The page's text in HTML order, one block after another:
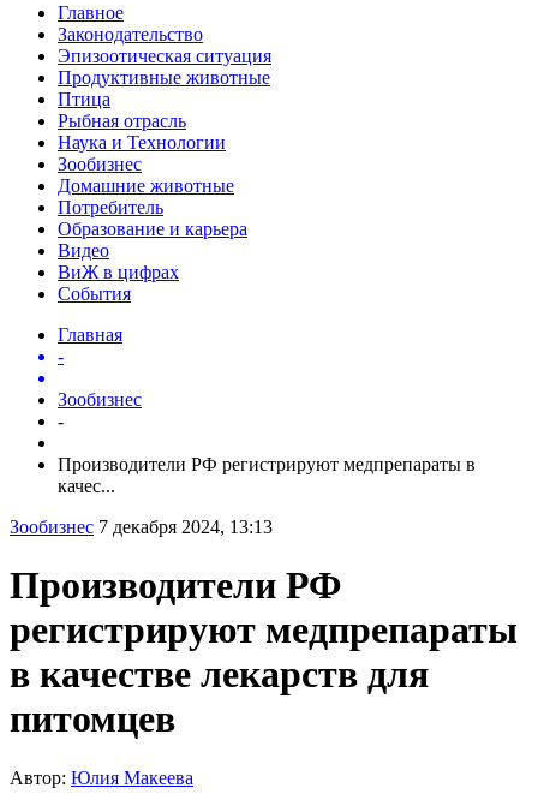
Главное
Законодательство
Эпизоотическая ситуация
Продуктивные животные
Птица
Рыбная отрасль
Наука и Технологии
Зообизнес
Домашние животные
Потребитель
Образование и карьера
Видео
ВиЖ в цифрах
События
Главная
-
Зообизнес
-
Производители РФ регистрируют медпрепараты в
качес...
Зообизнес 7 декабря 2024, 13:13
Производители РФ
регистрируют медпрепараты
в качестве лекарств для
питомцев
Автор: Юлия Макеева